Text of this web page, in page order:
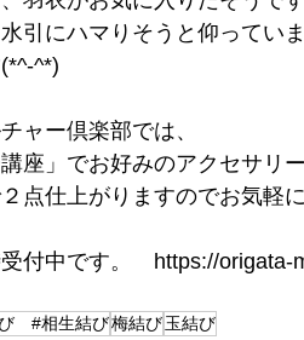
引にハマりそうと仰っていま
^*)
ャー倶楽部では、
講座」でお好みのアクセサリ
点仕上がりますのでお気軽
付中です。　https://origata-
#相生結び梅結び玉結び